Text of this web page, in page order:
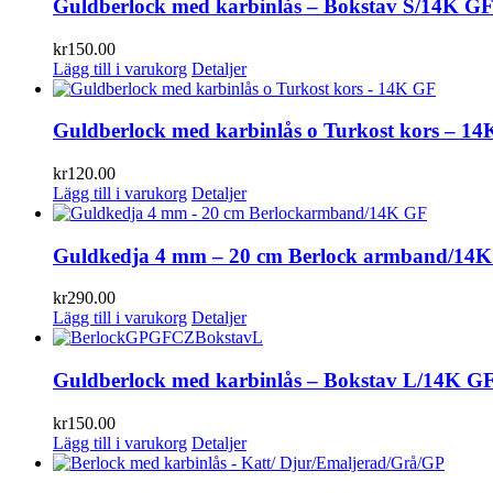
Guldberlock med karbinlås – Bokstav S/14K GF
kr150.00
Lägg till i varukorg Detaljer
Guldberlock med karbinlås o Turkost kors –
kr120.00
Lägg till i varukorg Detaljer
Guldkedja 4 mm – 20 cm Berlock armband/
kr290.00
Lägg till i varukorg Detaljer
Guldberlock med karbinlås – Bokstav L/14K
kr150.00
Lägg till i varukorg Detaljer